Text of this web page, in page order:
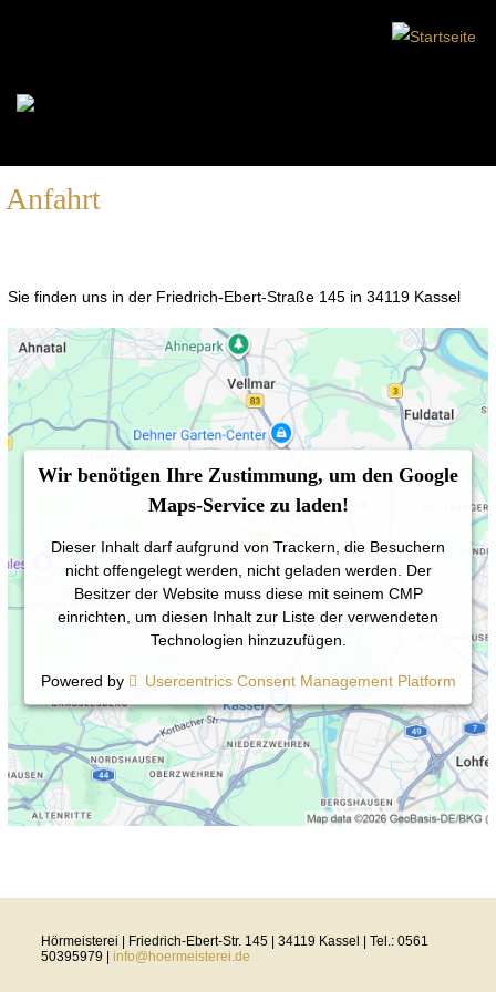
Anfahrt
Sie finden uns in der Friedrich-Ebert-Straße 145 in 34119 Kassel
Wir benötigen Ihre Zustimmung, um den Google
Maps-Service zu laden!
Dieser Inhalt darf aufgrund von Trackern, die Besuchern
nicht offengelegt werden, nicht geladen werden. Der
Besitzer der Website muss diese mit seinem CMP
einrichten, um diesen Inhalt zur Liste der verwendeten
Technologien hinzuzufügen.
Powered by Usercentrics Consent Management Platform
Hörmeisterei | Friedrich-Ebert-Str. 145 | 34119 Kassel | Tel.: 0561
50395979 |info@hoermeisterei.de